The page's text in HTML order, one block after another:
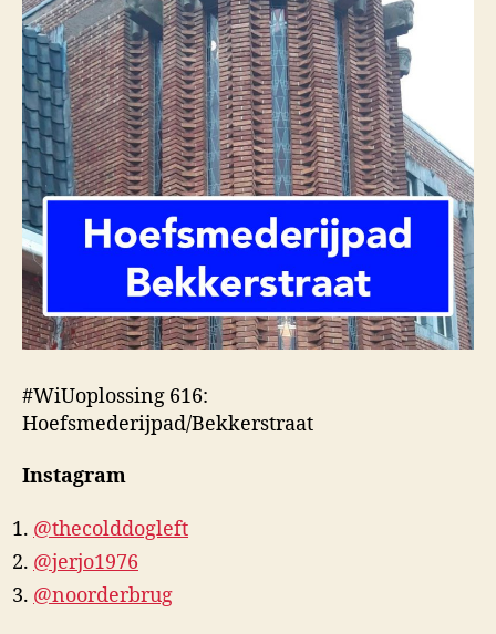
#WiUoplossing 616:
Hoefsmederijpad/Bekkerstraat
Instagram
@thecolddogleft
@jerjo1976
@noorderbrug